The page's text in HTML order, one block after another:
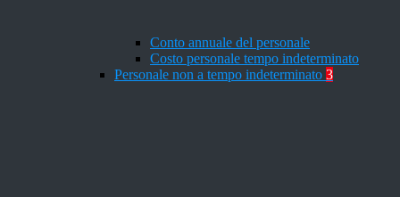
Conto annuale del personale
Costo personale tempo indeterminato
Personale non a tempo indeterminato 3